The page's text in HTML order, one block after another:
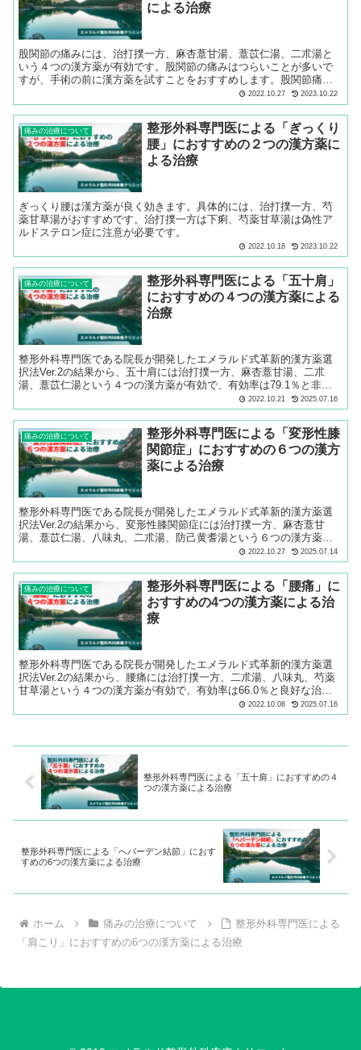
による治療
股関節の痛みには、治打撲一方、麻杏薏甘湯、薏苡仁湯、二朮湯と
いう４つの漢方薬が有効です。股関節の痛みはつらいことが多いで
すが、手術の前に漢方薬を試すことをおすすめします。股関節痛に
お困りの方は多いので、ホームぺージのサイトではなく口コミでも
よいので、ぜひ、教えてあげて下さい。
2022.10.27 2023.10.22
痛みの治療について
整形外科専門医による「ぎっくり
腰」におすすめの２つの漢方薬に
よる治療
ぎっくり腰は漢方薬が良く効きます。具体的には、治打撲一方、芍
薬甘草湯がおすすめです。治打撲一方は下痢、芍薬甘草湯は偽性ア
ルドステロン症に注意が必要です。
2022.10.18 2023.10.22
痛みの治療について
整形外科専門医による「五十肩」
におすすめの４つの漢方薬による
治療
整形外科専門医である院長が開発したエメラルド式革新的漢方薬選
択法Ver.2の結果から、五十肩には治打撲一方、麻杏薏甘湯、二朮
湯、薏苡仁湯という４つの漢方薬が有効で、有効率は79.1％と非常
に良好な治療成績となることがわかりました。五十肩にお困りの方
は多いので、ホームぺージのサイトではなく口コミでもよいので、
ぜひ、教えてあげて下さい。
2022.10.21 2025.07.16
痛みの治療について
整形外科専門医による「変形性膝
関節症」におすすめの６つの漢方
薬による治療
整形外科専門医である院長が開発したエメラルド式革新的漢方薬選
択法Ver.2の結果から、変形性膝関節症には治打撲一方、麻杏薏甘
湯、薏苡仁湯、八味丸、二朮湯、防己黄耆湯という６つの漢方薬が
有効で、有効率は88.9％と非常に良好な治療成績となることがわか
りました。防己黄耆湯は膝の痛みに有名ですが、ストライクゾーン
が狭いため、あまり効きません。
2022.10.27 2025.07.14
痛みの治療について
整形外科専門医による「腰痛」に
おすすめの4つの漢方薬による治
療
整形外科専門医である院長が開発したエメラルド式革新的漢方薬選
択法Ver.2の結果から、腰痛には治打撲一方、二朮湯、八味丸、芍薬
甘草湯という４つの漢方薬が有効で、有効率は66.0％と良好な治療
成績となることがわかりました。腰痛でお困りの方はかなり多く、
厚生労働省による「平成28年 国民生活基礎調査の概況」でも、最
2022.10.08 2025.07.16
整形外科専門医による「五十肩」におすすめの４
つの漢方薬による治療
整形外科専門医による「へバーデン結節」におす
すめの6つの漢方薬による治療
ホーム 痛みの治療について
整形外科専門医による
「肩こり」におすすめの6つの漢方薬による治療